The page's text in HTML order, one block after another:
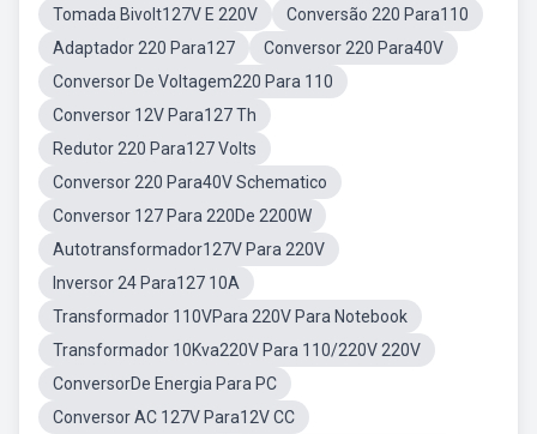
Tomada Bivolt127V E 220V
Conversão 220 Para110
Adaptador 220 Para127
Conversor 220 Para40V
Conversor De Voltagem220 Para 110
Conversor 12V Para127 Th
Redutor 220 Para127 Volts
Conversor 220 Para40V Schematico
Conversor 127 Para 220De 2200W
Autotransformador127V Para 220V
Inversor 24 Para127 10A
Transformador 110VPara 220V Para Notebook
Transformador 10Kva220V Para 110/220V 220V
ConversorDe Energia Para PC
Conversor AC 127V Para12V CC